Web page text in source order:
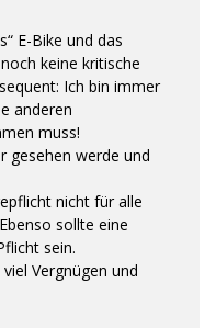
E-Bike und das
keine kritische
Ich bin immer
anderen
muss!
gesehen werde und
nicht für alle
sollte eine
sein.
Vergnügen und